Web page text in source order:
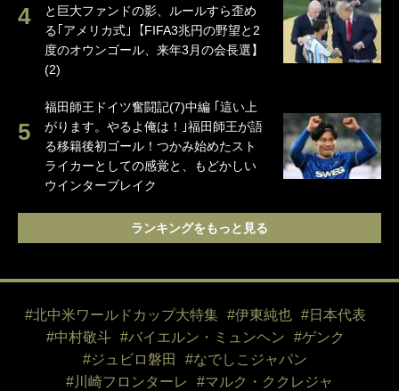
と巨大ファンドの影、ルールすら歪め
る｢アメリカ式｣【FIFA3兆円の野望と2
度のオウンゴール、来年3月の会長選】
(2)
福田師王ドイツ奮闘記(7)中編 ｢這い上
がります。やるよ俺は！｣福田師王が語
る移籍後初ゴール！つかみ始めたスト
ライカーとしての感覚と、もどかしい
ウインターブレイク
ランキングをもっと見る
#北中米ワールドカップ大特集 #伊東純也
#日本代表
#中村敬斗
#バイエルン・ミュンヘン
#ゲンク
#ジュビロ磐田
#なでしこジャパン
#川崎フロンターレ
#マルク・ククレジャ